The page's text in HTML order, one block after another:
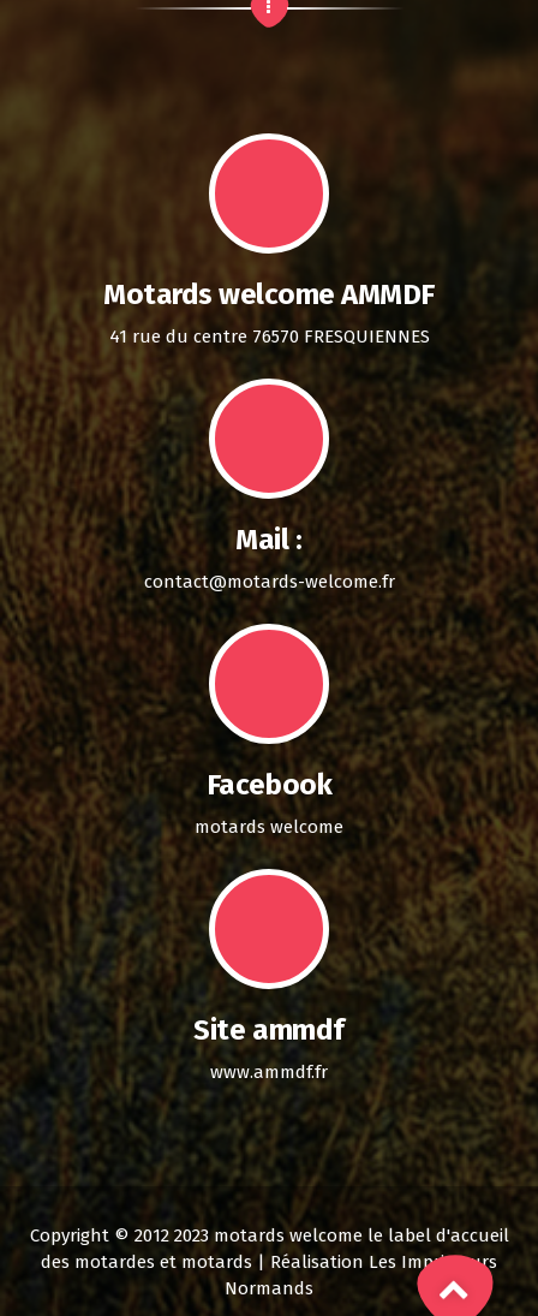
Motards welcome AMMDF
41 rue du centre 76570 FRESQUIENNES
Mail :
contact@motards-welcome.fr
Facebook
motards welcome
Site ammdf
www.ammdf.fr
Copyright © 2012 2023 motards welcome le label d'accueil
des motardes et motards | Réalisation Les Imprimeurs
Normands